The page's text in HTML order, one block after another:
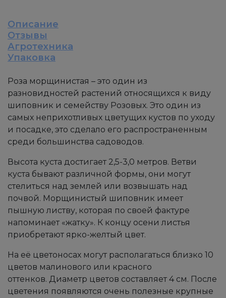
Описание
Отзывы
Агротехника
Упаковка
Роза морщинистая – это один из
разновидностей растений относящихся к виду
шиповник и семейству Розовых. Это один из
самых неприхотливых цветущих кустов по уходу
и посадке, это сделало его распространенным
среди большинства садоводов.
Высота куста достигает 2,5-3,0 метров. Ветви
куста бывают различной формы, они могут
стелиться над землей или возвышать над
почвой. Морщинистый шиповник имеет
пышную листву, которая по своей фактуре
напоминает «жатку». К концу осени листья
приобретают ярко-желтый цвет.
На её цветоносах могут располагаться близко 10
цветов малинового или красного
оттенков. Диаметр цветов составляет 4 см. После
цветения появляются очень полезные крупные